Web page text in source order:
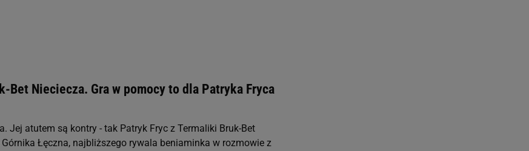
Bet Nieciecza. Gra w pomocy to dla Patryka Fryca
Jej atutem są kontry - tak Patryk Fryc z Termaliki Bruk-Bet
Łęczna, najbliższego rywala beniaminka w rozmowie z